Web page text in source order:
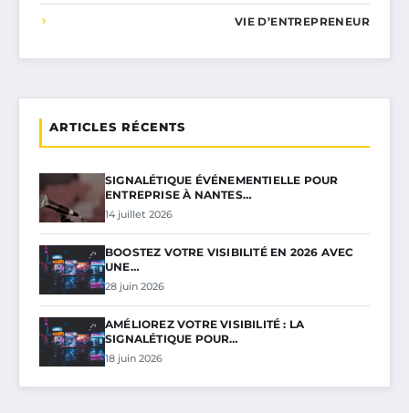
VIE D’ENTREPRENEUR
ARTICLES RÉCENTS
SIGNALÉTIQUE ÉVÉNEMENTIELLE POUR
ENTREPRISE À NANTES…
14 juillet 2026
BOOSTEZ VOTRE VISIBILITÉ EN 2026 AVEC
UNE…
28 juin 2026
AMÉLIOREZ VOTRE VISIBILITÉ : LA
SIGNALÉTIQUE POUR…
18 juin 2026